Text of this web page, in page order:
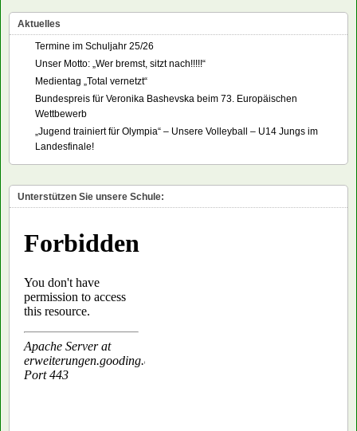
Aktuelles
Termine im Schuljahr 25/26
Unser Motto: „Wer bremst, sitzt nach!!!!!“
Medientag „Total vernetzt“
Bundespreis für Veronika Bashevska beim 73. Europäischen
Wettbewerb
„Jugend trainiert für Olympia“ – Unsere Volleyball – U14 Jungs im
Landesfinale!
Unterstützen Sie unsere Schule: